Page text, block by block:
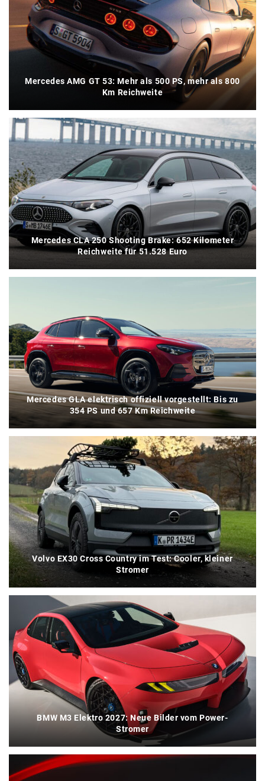
Mercedes AMG GT 53: Mehr als 500 PS, mehr als 800
Km Reichweite
Mercedes CLA 250 Shooting Brake: 652 Kilometer
Reichweite für 51.528 Euro
Mercedes GLA elektrisch offiziell vorgestellt: Bis zu
354 PS und 657 Km Reichweite
Volvo EX30 Cross Country im Test: Cooler, kleiner
Stromer
BMW M3 Elektro 2027: Neue Bilder vom Power-
Stromer